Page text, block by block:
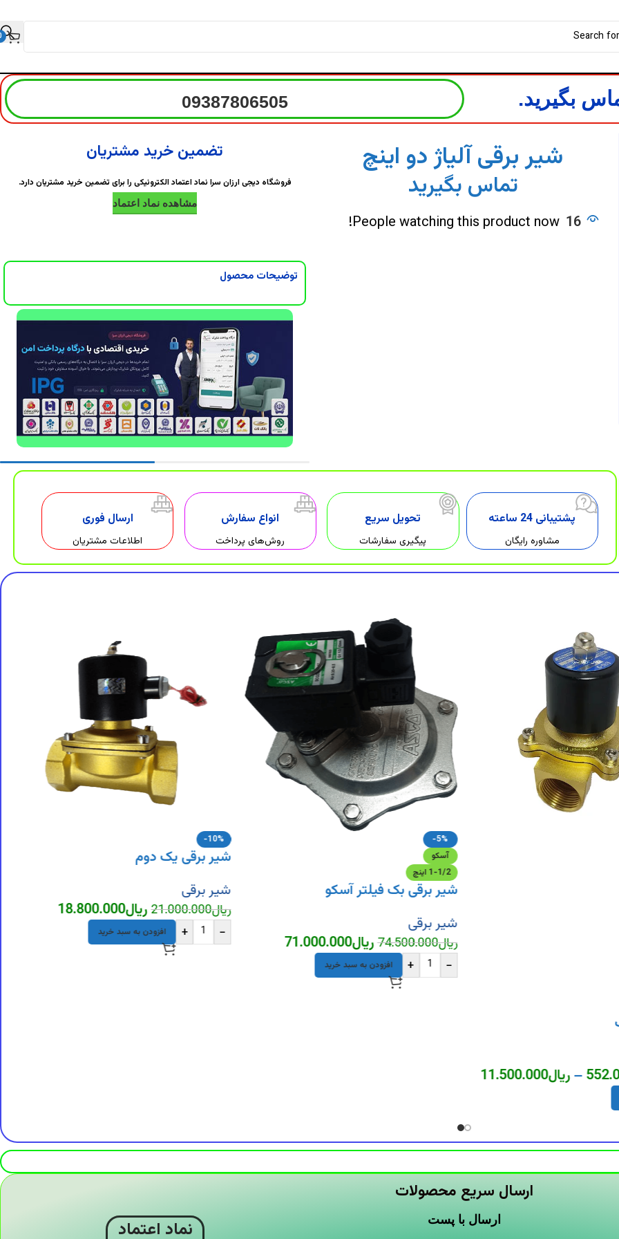
بگیرید. 09387806505
شیر برقی آلیاژ دو اینچ
تماس بگیرید
16
People watching this product now!
تضمین خرید مشتریان
فروشگاه دیجی ارزان سرا نماد اعتماد الکترونیکی را برای تضمین خرید مشتریان دارد.
مشاهده نماد اعتماد
توضیحات محصول
پشتیبانی 24 ساعته
مشاوره رایگان
تحویل سریع
پیگیری سفارشات
انواع سفارش
روش‌های پرداخت
ارسال فوری
اطلاعات مشتریان
–ریال11.500.000
-5%
آسکو
1-1/2 اینچ
شیر برقی بک فیلتر آسکو
شیر برقی
ریال74.500.000ریال71.000.000
-
+ افزودن به سبد خرید
-10%
شیر برقی یک دوم
شیر برقی
ریال21.000.000ریال18.800.000
-
+ افزودن به سبد خرید
ارسال سریع محصولات
ارسال با پست نماد اعتماد